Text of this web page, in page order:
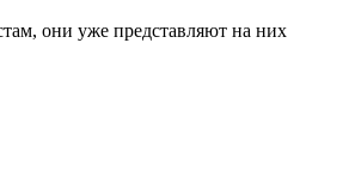
они уже представляют на них